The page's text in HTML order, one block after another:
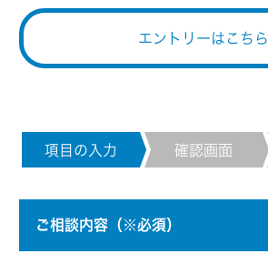
エントリーはこちら
項目の入力 確認画面
ご相談内容（※必須）